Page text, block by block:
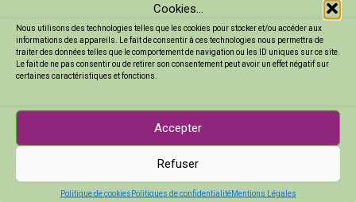
Cookies...
Nous utilisons des technologies telles que les cookies pour stocker et/ou accéder aux
informations des appareils. Le fait de consentir à ces technologies nous permettra de
traiter des données telles que le comportement de navigation ou les ID uniques sur ce site.
Le fait de ne pas consentir ou de retirer son consentement peut avoir un effet négatif sur
certaines caractéristiques et fonctions.
Accepter
Refuser
Politique de cookiesPolitiques de confidentialitéMentions Légales
Gravez lentement pour un meilleur contrôle et une
finition précise.
En prenant votre temps et en suivant ces conseils, vous
uniques !
personnaliser vos bocaux
Inspiration pour des motifs et designs uniques